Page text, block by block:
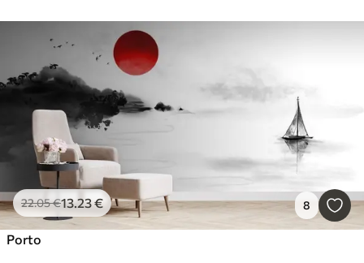
22.05€13.23€ 8
Porto